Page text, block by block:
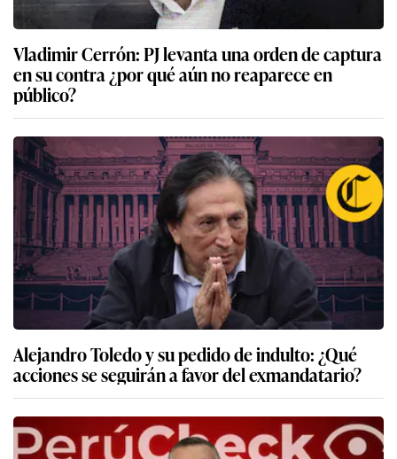
Vladimir Cerrón: PJ levanta una orden de captura
en su contra ¿por qué aún no reaparece en
público?
Alejandro Toledo y su pedido de indulto: ¿Qué
acciones se seguirán a favor del exmandatario?